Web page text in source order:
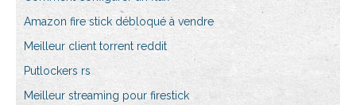
Amazon fire stick débloqué à vendre
Meilleur client torrent reddit
Putlockers rs
Meilleur streaming pour firestick